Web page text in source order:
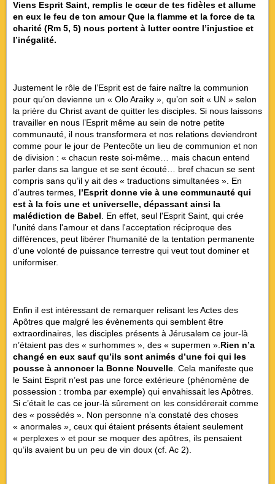
Viens Esprit Saint, remplis le cœur de tes fidèles et allume
en eux le feu de ton amour Que la flamme et la force de ta
charité (Rm 5, 5) nous portent à lutter contre l’injustice et
l’inégalité.
Justement le rôle de l’Esprit est de faire naître la communion
pour qu’on devienne un « Olo Araiky », qu’on soit « UN » selon
la prière du Christ avant de quitter les disciples. Si nous laissons
travailler en nous l’Esprit même au sein de notre petite
communauté, il nous transformera et nos relations deviendront
comme pour le jour de Pentecôte un lieu de communion et non
de division : « chacun reste soi-même… mais chacun entend
parler dans sa langue et se sent écouté… bref chacun se sent
compris sans qu’il y ait des « traductions simultanées ». En
d’autres termes, l’Esprit donne vie à une communauté qui
est à la fois une et universelle, dépassant ainsi la
malédiction de Babel . En effet, seul l'Esprit Saint, qui crée
l'unité dans l'amour et dans l'acceptation réciproque des
différences, peut libérer l'humanité de la tentation permanente
d'une volonté de puissance terrestre qui veut tout dominer et
uniformiser.
Enfin il est intéressant de remarquer relisant les Actes des
Apôtres que malgré les évènements qui semblent être
extraordinaires, les disciples présents à Jérusalem ce jour-là
n’étaient pas des « surhommes », des « supermen ». Rien n’a
changé en eux sauf qu’ils sont animés d’une foi qui les
pousse à annoncer la Bonne Nouvelle . Cela manifeste que
le Saint Esprit n’est pas une force extérieure (phénomène de
possession : tromba par exemple) qui envahissait les Apôtres.
Si c’était le cas ce jour-là sûrement on les considérerait comme
des « possédés ». Non personne n’a constaté des choses
« anormales », ceux qui étaient présents étaient seulement
« perplexes » et pour se moquer des apôtres, ils pensaient
qu’ils avaient bu un peu de vin doux (cf. Ac 2).